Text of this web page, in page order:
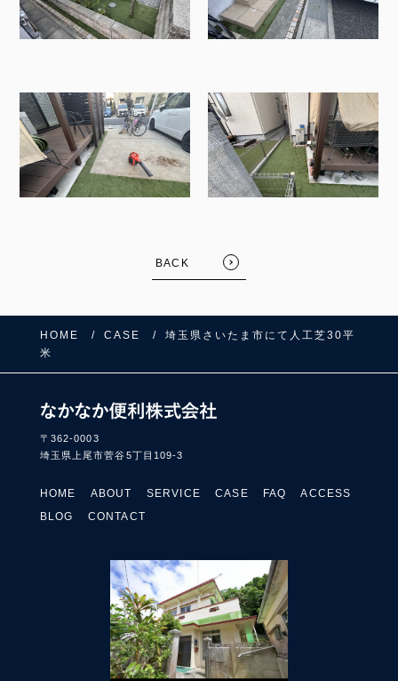
FOLLOW US:
BACK
HOME CASE
埼玉県さいたま市にて人工芝30平
米
〒362-0003
埼玉県上尾市菅谷5丁目109-3
HOME ABOUT SERVICE CASE FAQ
ACCESS
BLOG
CONTACT